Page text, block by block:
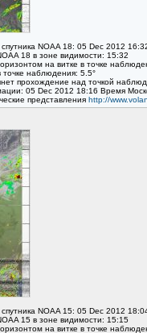
NOAA 18: 05 Dec 2012
18 в зоне видимости: 15:32
на витке в точке
наблюдения: 5.5°
прохождение над точкой
05 Dec 2012 18:16 Время
представления http://
NOAA 15: 05 Dec 2012
15 в зоне видимости: 15:15
на витке в точке